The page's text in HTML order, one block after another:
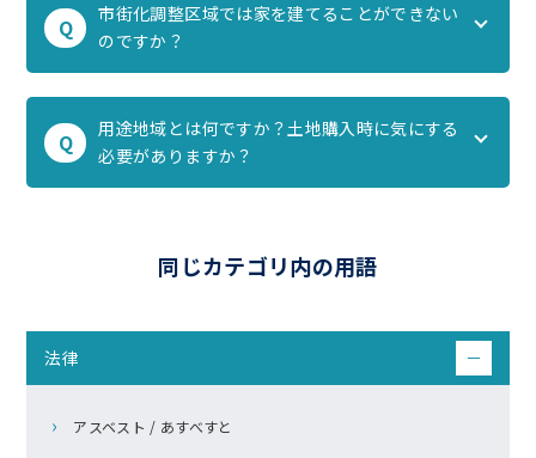
Q
市街化調整区域では家を建てることができない
のですか？
Q
用途地域とは何ですか？土地購入時に気にする
必要がありますか？
同じカテゴリ内の用語
法律 －
アスベスト / あすべすと